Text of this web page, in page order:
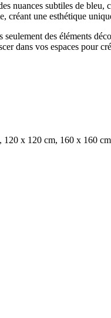
nuances subtiles de
créant une esthétique
des éléments
dans vos espaces pour
120 x 120 cm, 160 x 160